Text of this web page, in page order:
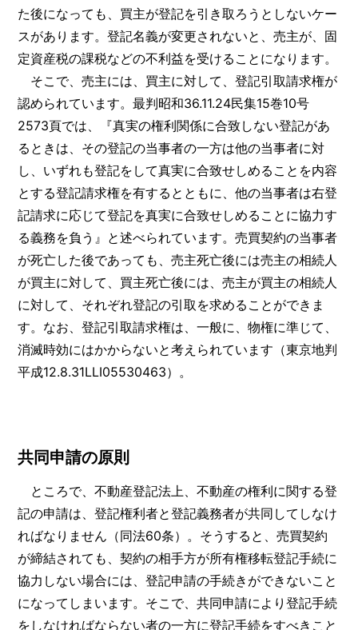
た後になっても、買主が登記を引き取ろうとしないケー
スがあります。登記名義が変更されないと、売主が、固
定資産税の課税などの不利益を受けることになります。
そこで、売主には、買主に対して、登記引取請求権が
認められています。最判昭和36.11.24民集15巻10号
2573頁では、『真実の権利関係に合致しない登記があ
るときは、その登記の当事者の一方は他の当事者に対
し、いずれも登記をして真実に合致せしめることを内容
とする登記請求権を有するとともに、他の当事者は右登
記請求に応じて登記を真実に合致せしめることに協力す
る義務を負う』と述べられています。売買契約の当事者
が死亡した後であっても、売主死亡後には売主の相続人
が買主に対して、買主死亡後には、売主が買主の相続人
に対して、それぞれ登記の引取を求めることができま
す。なお、登記引取請求権は、一般に、物権に準じて、
消滅時効にはかからないと考えられています（東京地判
平成12.8.31LLI05530463）。
共同申請の原則
ところで、不動産登記法上、不動産の権利に関する登
記の申請は、登記権利者と登記義務者が共同してしなけ
ればなりません（同法60条）。そうすると、売買契約
が締結されても、契約の相手方が所有権移転登記手続に
協力しない場合には、登記申請の手続きができないこと
になってしまいます。そこで、共同申請により登記手続
をしなければならない者の一方に登記手続をすべきこと